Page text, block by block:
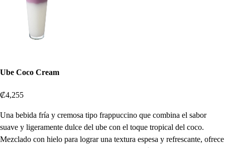
Ube Coco Cream
₡4,255
Una bebida fría y cremosa tipo frappuccino que combina el sabor
suave y ligeramente dulce del ube con el toque tropical del coco.
Mezclado con hielo para lograr una textura espesa y refrescante, ofrece